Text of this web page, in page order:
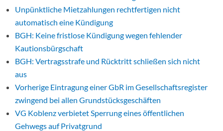
Unpünktliche Mietzahlungen rechtfertigen nicht
automatisch eine Kündigung
BGH: Keine fristlose Kündigung wegen fehlender
Kautionsbürgschaft
BGH: Vertragsstrafe und Rücktritt schließen sich nicht
aus
Vorherige Eintragung einer GbR im Gesellschaftsregister
zwingend bei allen Grundstücksgeschäften
VG Koblenz verbietet Sperrung eines öffentlichen
Gehwegs auf Privatgrund